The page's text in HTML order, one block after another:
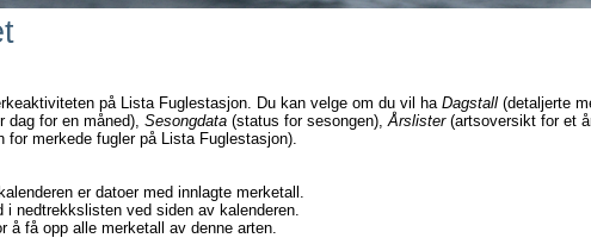
på Lista Fuglestasjon. Du kan velge om du vil ha Dagstall (detaljerte
dag for en måned), Sesongdata (status for sesongen),Årslister(artsoversikt for et
for merkede fugler på Lista Fuglestasjon).
er datoer med innlagte merketall.
i nedtrekkslisten ved siden av kalenderen.
å få opp alle merketall av denne arten.